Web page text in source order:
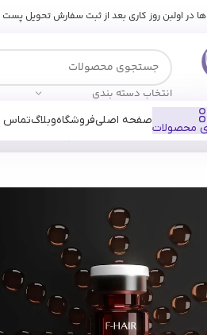
در اولبن روز کاری بعد از ثبت سفارش تحویل
انتخاب دسته بندی
محصولات
صفحه اصلیفروشگاهوبلاگتماس
برندها فیوژن